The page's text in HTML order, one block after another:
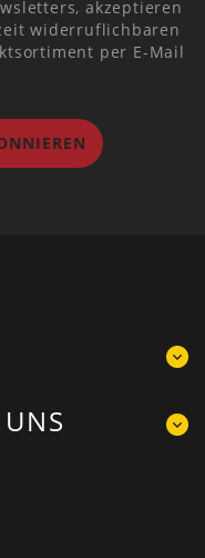
akzeptieren
widerruflichbaren
per E-Mail